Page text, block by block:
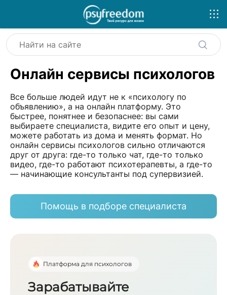
Онлайн сервисы психологов
Все больше людей идут не к «психологу по
объявлению», а на онлайн платформу. Это
быстрее, понятнее и безопаснее: вы сами
выбираете специалиста, видите его опыт и цену,
можете работать из дома и менять формат. Но
онлайн сервисы психологов сильно отличаются
друг от друга: где-то только чат, где-то только
видео, где-то работают психотерапевты, а где-то
— начинающие консультанты под супервизией.
Помощь в подборе специалиста
Платформа для психологов
Зарабатывайте